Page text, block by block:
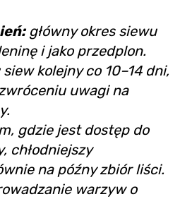
główny okres siewu
i jako przedplon.
siew kolejny co 10–14 dni,
uwagi na
gdzie jest dostęp do
chłodniejszy
na późny zbiór liści.
warzyw o